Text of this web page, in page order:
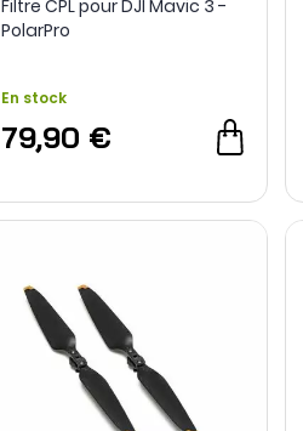
Filtre CPL pour DJI Mavic 3 -
PolarPro
En stock
79,90 €